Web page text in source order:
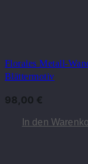
Florales Metall-
Blättermotiv
98,00 €
In den